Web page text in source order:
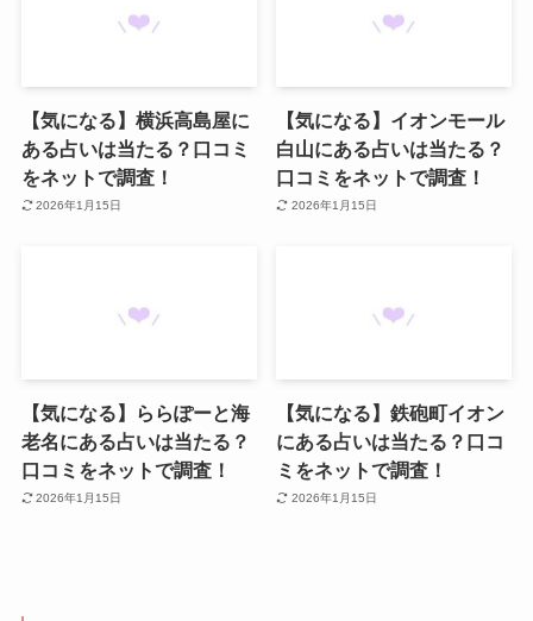
【気になる】横浜高島屋に
ある占いは当たる？口コミ
をネットで調査！
2026年1月15日
【気になる】イオンモール
白山にある占いは当たる？
口コミをネットで調査！
2026年1月15日
【気になる】ららぽーと海
老名にある占いは当たる？
口コミをネットで調査！
2026年1月15日
【気になる】鉄砲町イオン
にある占いは当たる？口コ
ミをネットで調査！
2026年1月15日